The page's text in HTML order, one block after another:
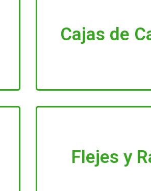
Cajas de
Flejes y